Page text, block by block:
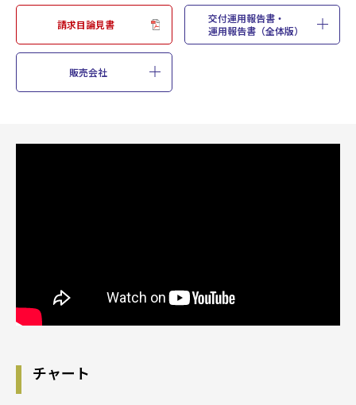
分配金（円）
基準価額：分配落（円）
第8期 2026/03/09
第7期 2025/03/10
第4期
12,652
第3期 2021/03/09
請求目論見書
交付運用報告書・
運用報告書（全体版）
販売会社
チャート